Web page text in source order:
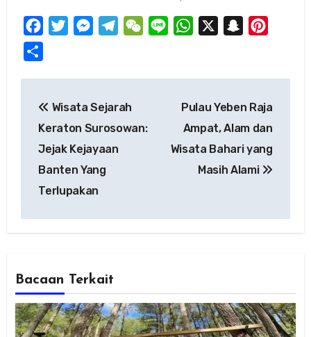
FacebookTwitterMessengerTelegramWeChat
Line WhatsApp Snapchat
navigation
Wisata Sejarah
Keraton Surosowan:
Jejak Kejayaan
Banten Yang
Terlupakan
Pulau Yeben Raja
Ampat, Alam dan
Wisata Bahari yang
Masih Alami
Bacaan Terkait